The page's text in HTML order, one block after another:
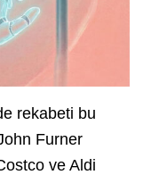
rekabeti bu
Furner
ve Aldi